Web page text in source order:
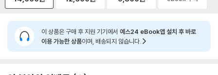
이 상품은 구매 후 지원 기기에서 예스24 eBook앱 설치 후 바로
이용 가능한 상품이며, 배송되지 않습니다.